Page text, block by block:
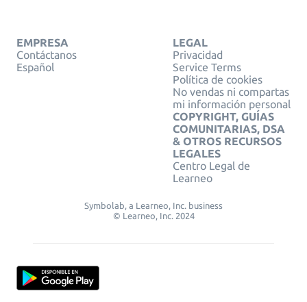
EMPRESA
Contáctanos
Español
LEGAL
Privacidad
Service Terms
Política de cookies
No vendas ni compartas
mi información personal
COPYRIGHT, GUÍAS
COMUNITARIAS, DSA
& OTROS RECURSOS
LEGALES
Centro Legal de
Learneo
Symbolab, a Learneo, Inc. business
© Learneo, Inc. 2024